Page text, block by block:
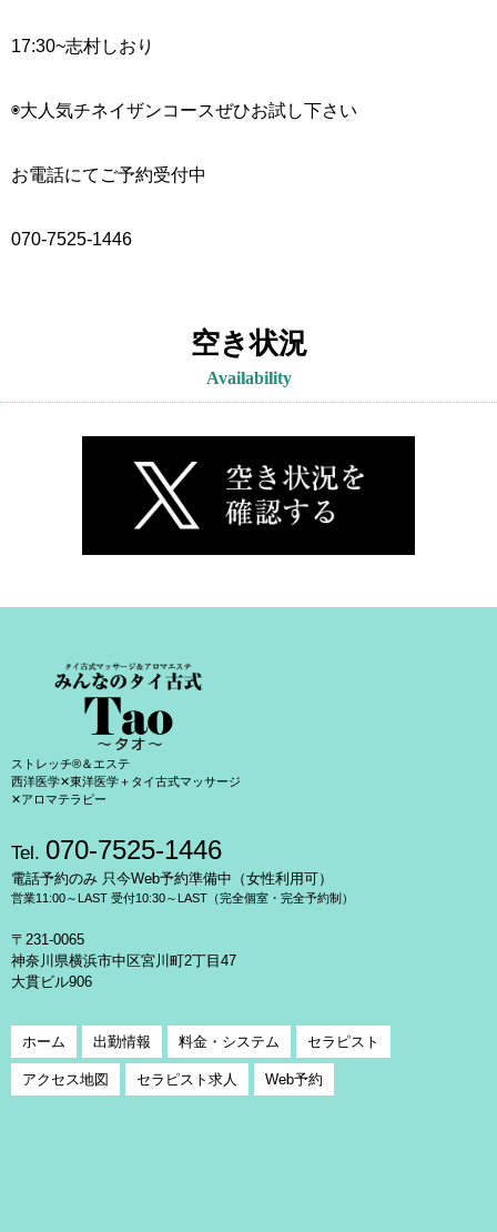
17:30~志村しおり
◉大人気チネイザンコースぜひお試し下さい
お電話にてご予約受付中
070-7525-1446
空き状況
Availability
ストレッチ®＆エステ
西洋医学✕東洋医学＋タイ古式マッサージ
✕アロマテラピー
Tel. 070-7525-1446
電話予約のみ 只今Web予約準備中（女性利用可）
営業11:00～LAST 受付10:30～LAST（完全個室・完全予約制）
〒231-0065
神奈川県横浜市中区宮川町2丁目47
大貫ビル906
ホーム 出勤情報 料金・システム セラピスト
アクセス地図 セラピスト求人 Web予約